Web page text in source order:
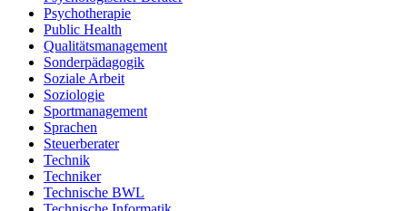
Psychotherapie
Public Health
Qualitätsmanagement
Sonderpädagogik
Soziale Arbeit
Soziologie
Sportmanagement
Sprachen
Steuerberater
Technik
Techniker
Technische BWL